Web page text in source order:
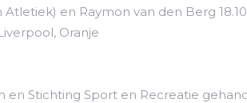
en Raymon van den Berg 18.10
Oranje
Stichting Sport en Recreatie